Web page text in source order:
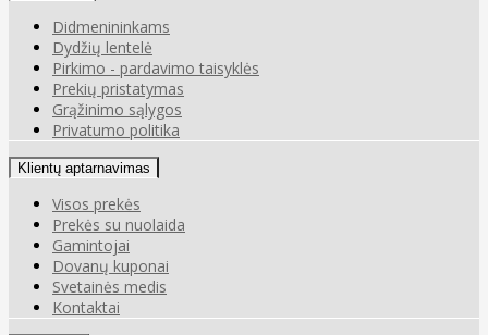
Didmenininkams
Dydžių lentelė
Pirkimo - pardavimo taisyklės
Prekių pristatymas
Grąžinimo sąlygos
Privatumo politika
Klientų aptarnavimas
Visos prekės
Prekės su nuolaida
Gamintojai
Dovanų kuponai
Svetainės medis
Kontaktai